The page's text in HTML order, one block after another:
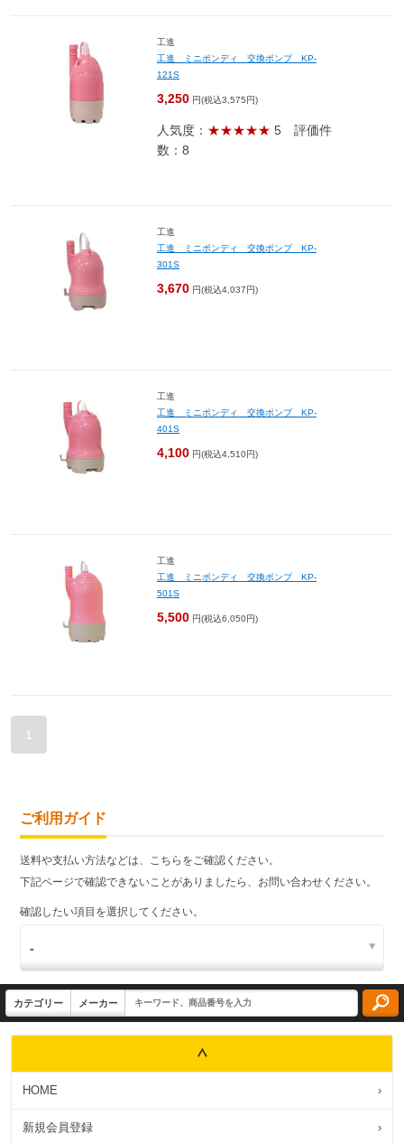
工進
工進 ミニポンディ 交換ポンプ KP-
121S
3,250 円(税込3,575円)
人気度： ★★★★★ 5 評価件
数：8
工進
工進 ミニポンディ 交換ポンプ KP-
301S
3,670 円(税込4,037円)
工進
工進 ミニポンディ 交換ポンプ KP-
401S
4,100 円(税込4,510円)
工進
工進 ミニポンディ 交換ポンプ KP-
501S
5,500 円(税込6,050円)
1
ご利用ガイド
送料や支払い方法などは、こちらをご確認ください。
下記ページで確認できないことがありましたら、お問い合わせください。
確認したい項目を選択してください。
HOME ›
新規会員登録 ›